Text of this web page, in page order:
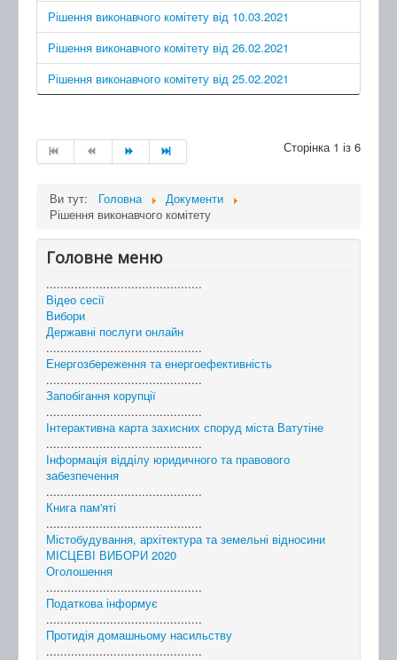
Рішення виконавчого комітету від 10.03.2021
Рішення виконавчого комітету від 26.02.2021
Рішення виконавчого комітету від 25.02.2021
Сторінка 1 із 6
Ви тут: Головна
Документи
Рішення виконавчого комітету
Головне меню
............................................
Відео сесії
Вибори
Державні послуги онлайн
............................................
Енергозбереження та енергоефективність
............................................
Запобігання корупції
............................................
Інтерактивна карта захисних споруд міста Ватутіне
............................................
Інформація відділу юридичного та правового
забезпечення
............................................
Книга пам'яті
............................................
Містобудування, архітектура та земельні відносини
МІСЦЕВІ ВИБОРИ 2020
Оголошення
............................................
Податкова інформує
............................................
Протидія домашньому насильству
............................................